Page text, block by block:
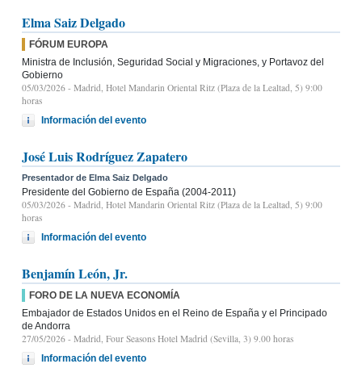
Elma Saiz Delgado
FÓRUM EUROPA
Ministra de Inclusión, Seguridad Social y Migraciones, y Portavoz del
Gobierno
05/03/2026 - Madrid, Hotel Mandarin Oriental Ritz (Plaza de la Lealtad, 5) 9:00
horas
Información del evento
José Luis Rodríguez Zapatero
Presentador de Elma Saiz Delgado
Presidente del Gobierno de España (2004-2011)
05/03/2026 - Madrid, Hotel Mandarin Oriental Ritz (Plaza de la Lealtad, 5) 9:00
horas
Información del evento
Benjamín León, Jr.
FORO DE LA NUEVA ECONOMÍA
Embajador de Estados Unidos en el Reino de España y el Principado
de Andorra
27/05/2026 - Madrid, Four Seasons Hotel Madrid (Sevilla, 3) 9.00 horas
Información del evento